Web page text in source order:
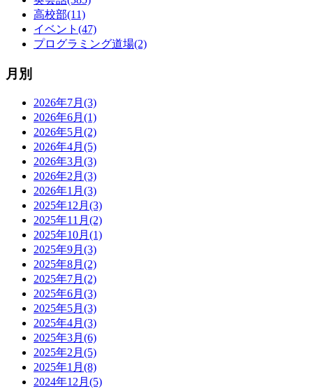
高校部(11)
イベント(47)
プログラミング道場(2)
月別
2026年7月(3)
2026年6月(1)
2026年5月(2)
2026年4月(5)
2026年3月(3)
2026年2月(3)
2026年1月(3)
2025年12月(3)
2025年11月(2)
2025年10月(1)
2025年9月(3)
2025年8月(2)
2025年7月(2)
2025年6月(3)
2025年5月(3)
2025年4月(3)
2025年3月(6)
2025年2月(5)
2025年1月(8)
2024年12月(5)